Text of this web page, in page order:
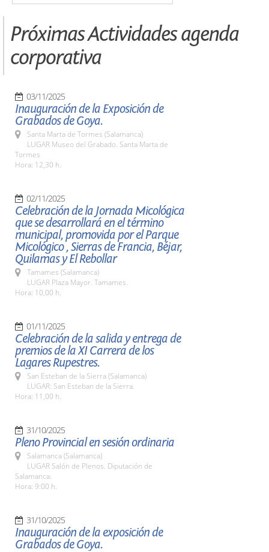
Próximas Actividades agenda
corporativa
03/11/2025
Inauguración de la Exposición de
Grabados de Goya.
Santa Marta de Tormes (Salamanca)
LUGAR Museo del Grabado. Santa Marta de
Tormes
Hora: 12,30 h.
02/11/2025
Celebración de la Jornada Micológica
que se desarrollará en el término
municipal, promovida por el Parque
Micológico , Sierras de Francia, Béjar,
Quilamas y El Rebollar
Tamames (Salamanca)
LUGAR Plaza Mayor. Tamames.
Hora: 10,00 h.
01/11/2025
Celebración de la salida y entrega de
premios de la XI Carrera de los
Lagares Rupestres.
San Esteban de la Sierra (Salamanca)
LUGAR: San Esteban de la Sierra.
Hora: 11,00 h.
31/10/2025
Pleno Provincial en sesión ordinaria
Salamanca (Salamanca)
LUGAR Salón de Plenos. Diputación de
Salamanca.
Hora: 9:00 h.
31/10/2025
Inauguración de la exposición de
Grabados de Goya.